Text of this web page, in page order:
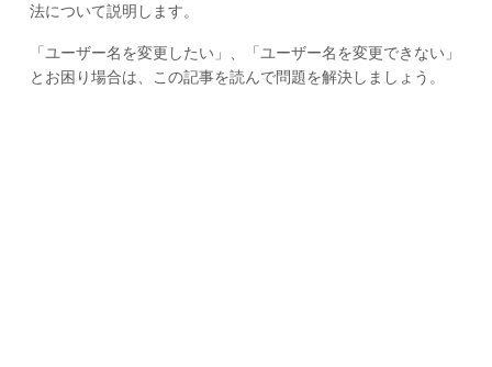
法について説明します。
「ユーザー名を変更したい」、「ユーザー名を変更できない」
とお困り場合は、この記事を読んで問題を解決しましょう。